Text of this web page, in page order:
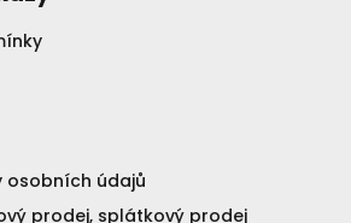
osobních údajů
prodej, splátkový prodej